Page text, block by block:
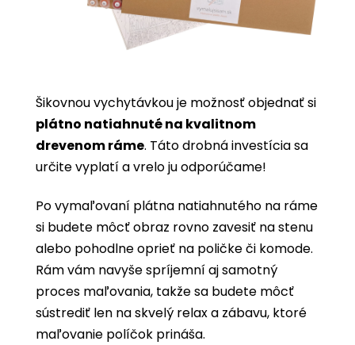
Šikovnou vychytávkou je možnosť objednať si
plátno natiahnuté na kvalitnom
drevenom ráme. Táto drobná investícia sa
určite vyplatí a vrelo ju odporúčame!
Po vymaľovaní plátna natiahnutého na ráme
si budete môcť obraz rovno zavesiť na stenu
alebo pohodlne oprieť na poličke či komode.
Rám vám navyše spríjemní aj samotný
proces maľovania, takže sa budete môcť
sústrediť len na skvelý relax a zábavu, ktoré
maľovanie políčok prináša.